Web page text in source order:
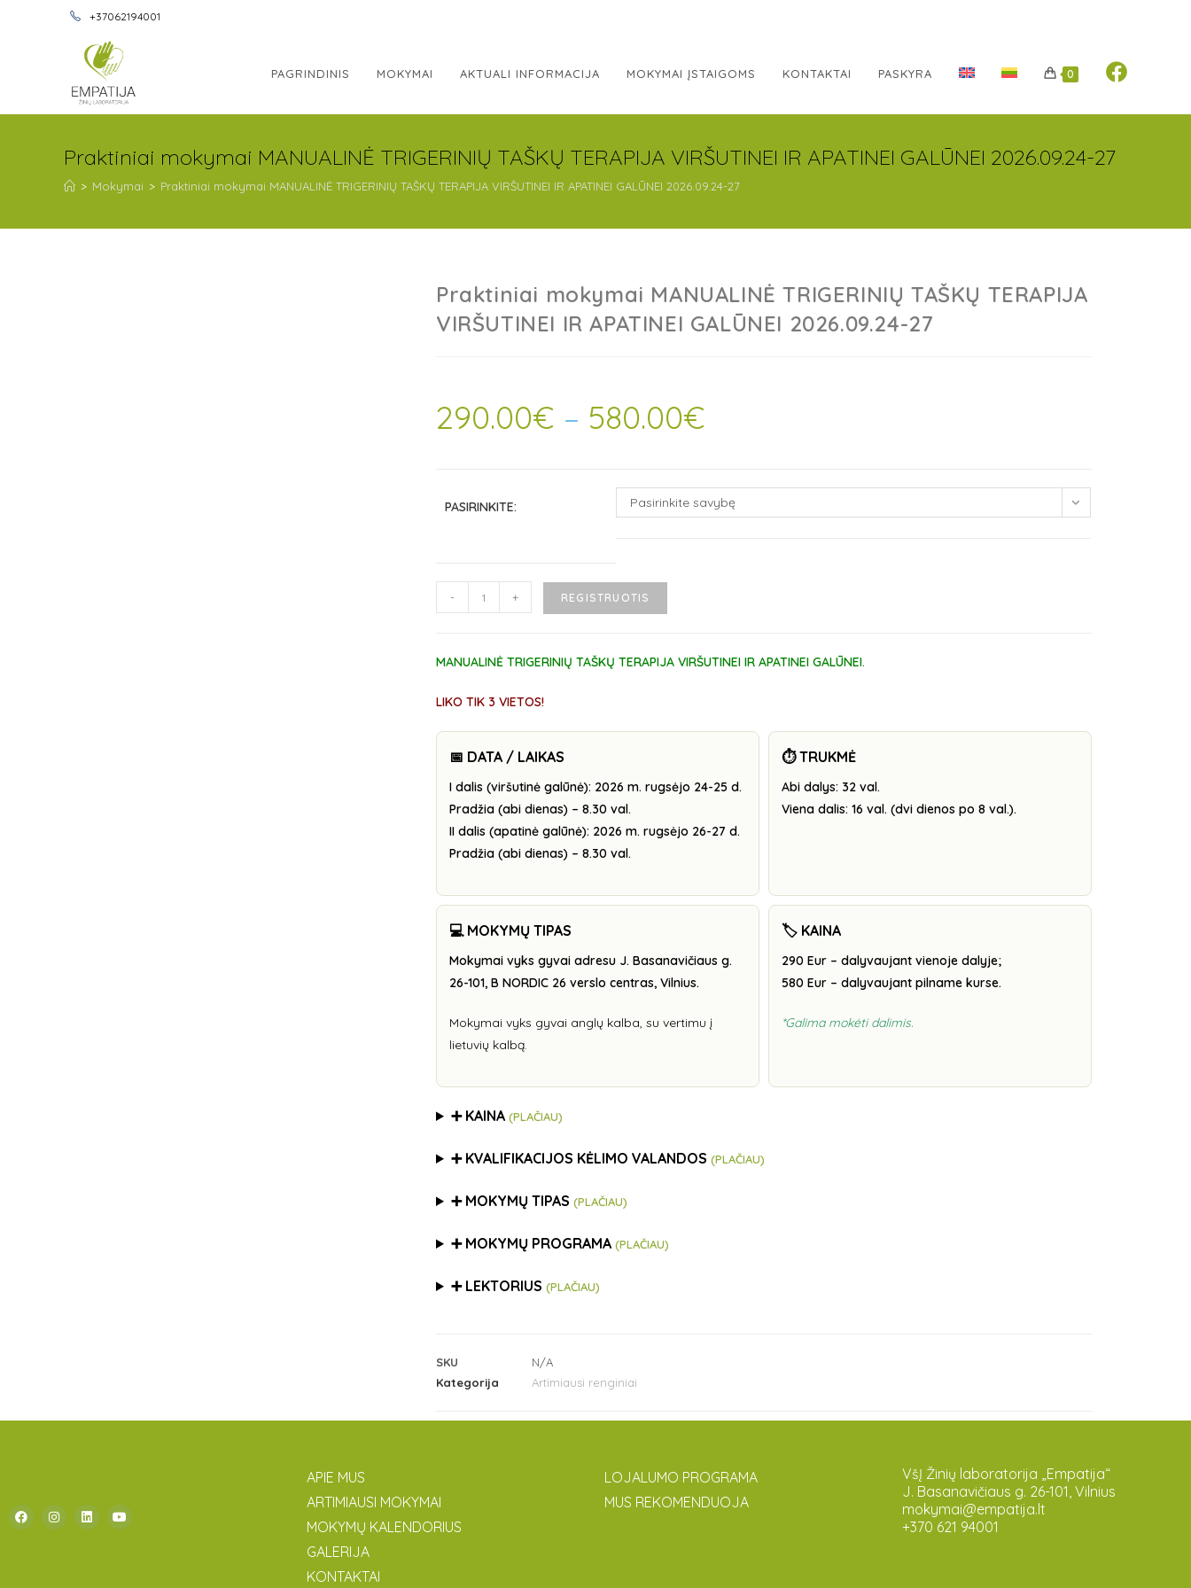
+37062194001
PAGRINDINIS MOKYMAI AKTUALI INFORMACIJA MOKYMAI ĮSTAIGOMS KONTAKTAI PASKYRA 0
Praktiniai mokymai MANUALINĖ TRIGERINIŲ TAŠKŲ TERAPIJA VIRŠUTINEI IR APATINEI GALŪNEI 2026.09.24-27
> Mokymai > Praktiniai mokymai MANUALINĖ TRIGERINIŲ TAŠKŲ TERAPIJA VIRŠUTINEI IR APATINEI GALŪNEI 2026.09.24-27
Praktiniai mokymai MANUALINĖ TRIGERINIŲ TAŠKŲ TERAPIJA
VIRŠUTINEI IR APATINEI GALŪNEI 2026.09.24-27
290.00€ – 580.00€
PASIRINKITE: Pasirinkite savybę
- + REGISTRUOTIS
MANUALINĖ TRIGERINIŲ TAŠKŲ TERAPIJA VIRŠUTINEI IR APATINEI GALŪNEI.
LIKO TIK 3 VIETOS!
📅 DATA / LAIKAS
I dalis (viršutinė galūnė): 2026 m. rugsėjo 24-25 d.
Pradžia (abi dienas) – 8.30 val.
II dalis (apatinė galūnė): 2026 m. rugsėjo 26-27 d.
Pradžia (abi dienas) – 8.30 val.
⏱️ TRUKMĖ
Abi dalys: 32 val.
Viena dalis: 16 val. (dvi dienos po 8 val.).
💻 MOKYMŲ TIPAS
Mokymai vyks gyvai adresu J. Basanavičiaus g.
26-101, B NORDIC 26 verslo centras, Vilnius.
Mokymai vyks gyvai anglų kalba, su vertimu į
lietuvių kalbą.
🏷️ KAINA
290 Eur – dalyvaujant vienoje dalyje;
580 Eur – dalyvaujant pilname kurse.
*Galima mokėti dalimis.
➕ KAINA (PLAČIAU)
➕ KVALIFIKACIJOS KĖLIMO VALANDOS (PLAČIAU)
➕ MOKYMŲ TIPAS (PLAČIAU)
➕ MOKYMŲ PROGRAMA (PLAČIAU)
➕ LEKTORIUS (PLAČIAU)
SKU
N/A
Kategorija
Artimiausi renginiai
APIE MUS
ARTIMIAUSI MOKYMAI
MOKYMŲ KALENDORIUS
GALERIJA
KONTAKTAI
LOJALUMO PROGRAMA
MUS REKOMENDUOJA
VšĮ Žinių laboratorija „Empatija“
J. Basanavičiaus g. 26-101, Vilnius
mokymai@empatija.lt
+370 621 94001